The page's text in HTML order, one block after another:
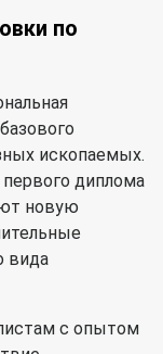
по
ископаемых.
диплома
новую
вида
с опытом